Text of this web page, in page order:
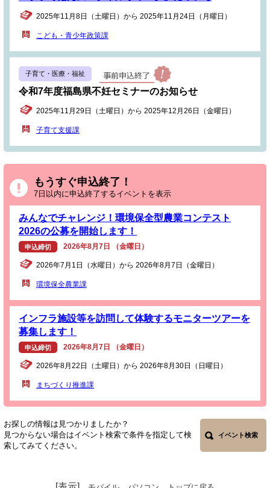
2025年11月8日（土曜日）から 2025年11月24日（月曜日）
こども・青少年政策課
子育て・医療・福祉
令和7年度福島県不妊セミナーのお知らせ
2025年11月29日（土曜日）から 2025年12月26日（金曜日）
子育て支援課
もうすぐ申込終了！
7日以内に申込終了するイベントを表示
みんなでチャレンジ！環境保全型農業コンテスト
2026の公募を開始します！
申込締切 2026年8月7日 （金曜日）
2026年7月1日（水曜日）から 2026年8月7日（金曜日）
環境保全農業課
インフラ施設等を訪問して体験するモニターツアーを
募集します！
申込締切 2026年8月7日 （金曜日）
2026年8月22日（土曜日）から 2026年8月30日（日曜日）
まちづくり推進課
お探しの情報は見つかりましたか？
見つからない場合はイベント検索で条件を指定して検
索してみてください。
イベント検索